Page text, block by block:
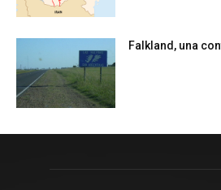
Falkland, una